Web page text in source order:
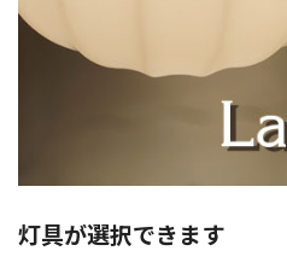
灯具が選択できます